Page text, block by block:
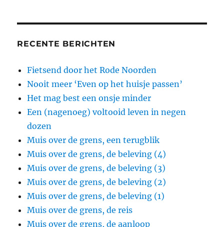
RECENTE BERICHTEN
Fietsend door het Rode Noorden
Nooit meer ‘Even op het huisje passen’
Het mag best een onsje minder
Een (nagenoeg) voltooid leven in negen
dozen
Muis over de grens, een terugblik
Muis over de grens, de beleving (4)
Muis over de grens, de beleving (3)
Muis over de grens, de beleving (2)
Muis over de grens, de beleving (1)
Muis over de grens, de reis
Muis over de grens, de aanloop